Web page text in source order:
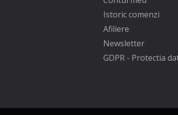
Istoric comenzi
Afiliere
Newsletter
GDPR - Protectia